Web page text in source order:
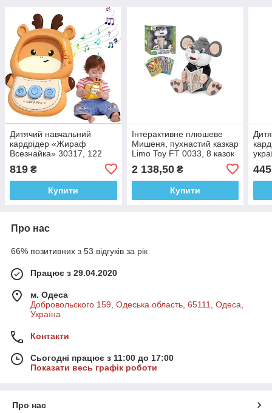
Дитячий навчальний
кардрідер «Жираф
Всезнайка» 30317, 122
картки, 244 зображення,
18 тем навчання,
українська мова, 1,5 +.
819 ₴
Купити
Інтерактивне плюшеве
Мишеня, пухнастий казкар
Limo Toy FT 0033, 8 казок
мова
2 138,50₴
Купити
Про нас
66% позитивних з 53 відгуків за рік
Працює з 29.04.2020
м. Одеса
Добровольского 159, Одеська область, 65111, Одеса,
Україна
Контакти
Сьогодні працює з 11:00 до 17:00
Показати весь графік роботи
Про нас